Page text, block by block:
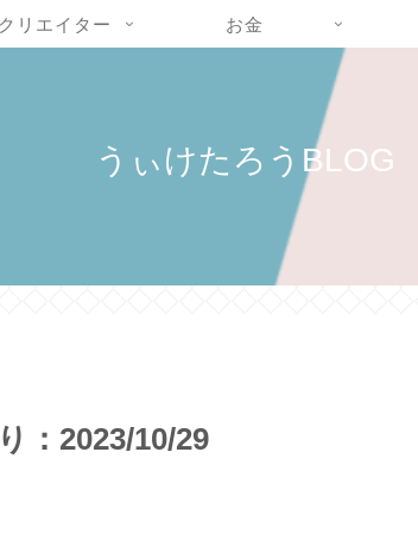
うぃけたろうBLOG
リエイター お金
：2023/10/29